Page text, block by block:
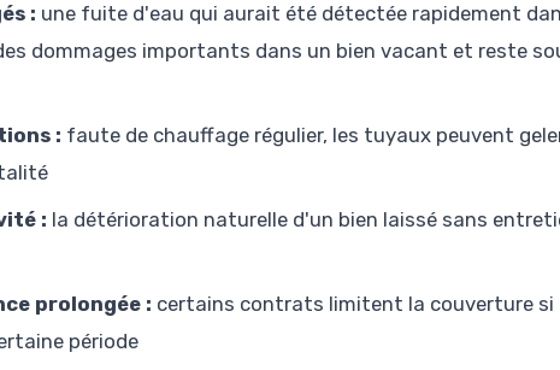
: une fuite d'eau qui aurait été détectée rapidement
dommages importants dans un bien vacant et reste
: faute de chauffage régulier, les tuyaux peuvent
: la détérioration naturelle d'un bien laissé sans
prolongée : certains contrats limitent la couverture si
période